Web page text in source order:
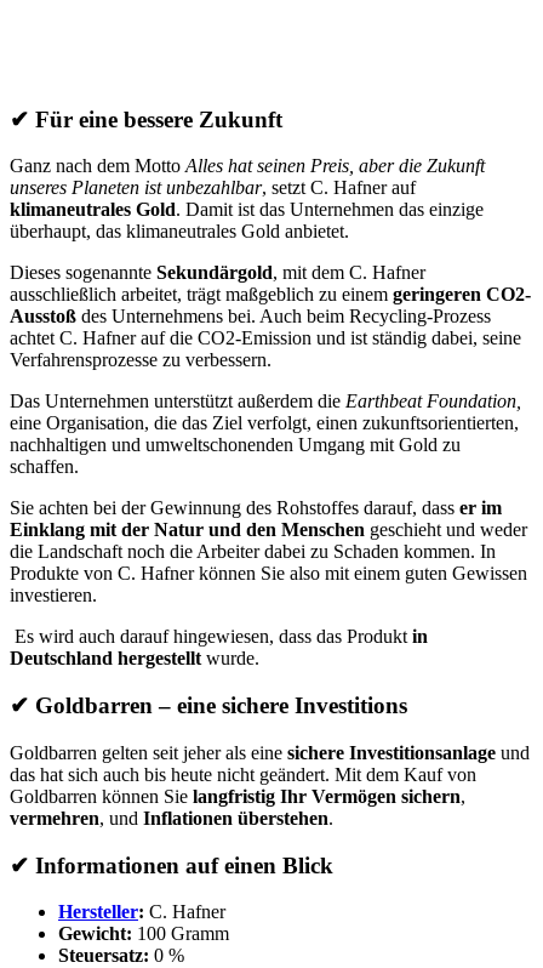
✔ Für eine bessere Zukunft
Ganz nach dem MottoAlles hat seinen Preis, aber die Zukunft
unseres Planeten ist unbezahlbar, setzt C. Hafner auf
klimaneutrales Gold. Damit ist das Unternehmen das einzige
überhaupt, das klimaneutrales Gold anbietet.
Dieses sogenannte Sekundärgold, mit dem C. Hafner
ausschließlich arbeitet, trägt maßgeblich zu einem geringeren CO2-
Ausstoß des Unternehmens bei. Auch beim Recycling-Prozess
achtet C. Hafner auf die CO2-Emission und ist ständig dabei, seine
Verfahrensprozesse zu verbessern.
Das Unternehmen unterstützt außerdem die Earthbeat Foundation,
eine Organisation, die das Ziel verfolgt, einen zukunftsorientierten,
nachhaltigen und umweltschonenden Umgang mit Gold zu
schaffen.
Sie achten bei der Gewinnung des Rohstoffes darauf, dass er im
Einklang mit der Natur und den Menschen geschieht und weder
die Landschaft noch die Arbeiter dabei zu Schaden kommen. In
Produkte von C. Hafner können Sie also mit einem guten Gewissen
investieren.
Es wird auch darauf hingewiesen, dass das Produktin
Deutschland hergestelltwurde.
✔ Goldbarren – eine sichere Investitions
Goldbarren gelten seit jeher als eine sichere Investitionsanlage und
das hat sich auch bis heute nicht geändert. Mit dem Kauf von
Goldbarren können Sie langfristig Ihr Vermögen sichern,
vermehren, und Inflationen überstehen.
✔ Informationen auf einen Blick
Hersteller: C. Hafner
Gewicht: 100 Gramm
Steuersatz: 0 %